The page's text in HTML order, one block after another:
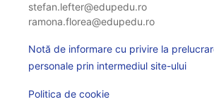
stefan.lefter@edupedu.ro
ramona.florea@edupedu.ro
Notă de informare cu privire la
personale prin intermediul site-ului
Politica de cookie